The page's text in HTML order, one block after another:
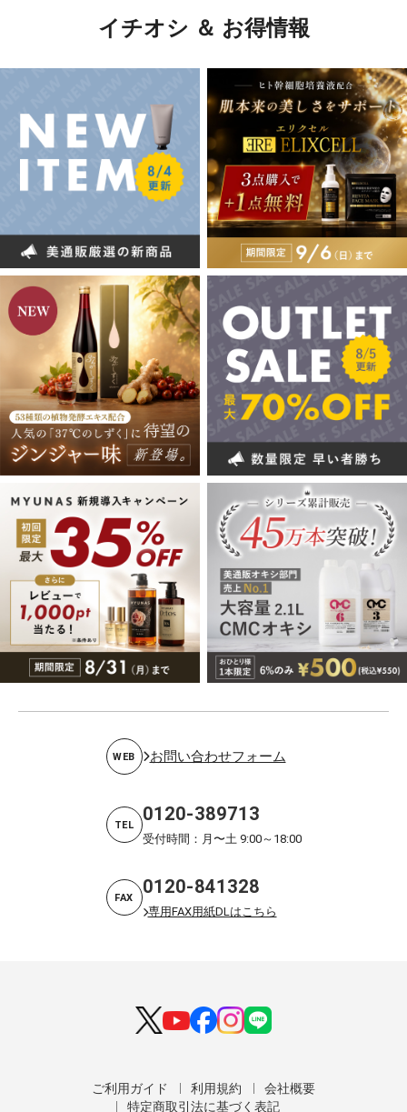
イチオシ ＆ お得情報
WEB お問い合わせフォーム
TEL 0120-389713
受付時間：月〜土 9:00～18:00
FAX 0120-841328
専用FAX用紙DLはこちら
ご利用ガイド 利用規約
会社概要
特定商取引法に基づく表記